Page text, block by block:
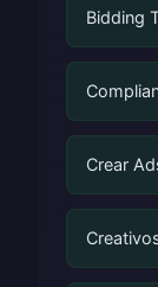
Bidding
Crear